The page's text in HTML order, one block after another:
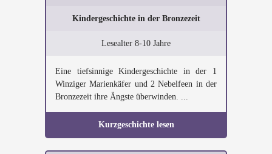
Kindergeschichte in der Bronzezeit
Lesealter 8-10 Jahre
Eine tiefsinnige Kindergeschichte in der 1
Winziger Marienkäfer und 2 Nebelfeen in der
Bronzezeit ihre Ängste überwinden. ...
Kurzgeschichte lesen